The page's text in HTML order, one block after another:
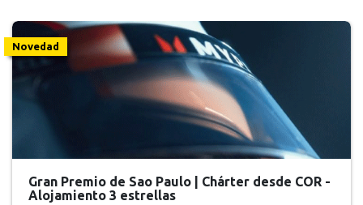
Novedad
Gran Premio de Sao Paulo | Chárter desde COR -
Alojamiento 3 estrellas